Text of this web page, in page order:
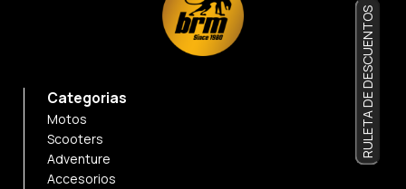
Categorias
Motos
Scooters
Adventure
Accesorios
RULETA DE DESCUENTOS